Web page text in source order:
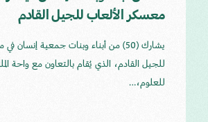
معسكر الألعاب للجيل القادم
يشارك (50) من أبناء وبنات جمعية إنسان
للجيل القادم، الذي يُقام بالتعاون مع واحة
للعلوم،…